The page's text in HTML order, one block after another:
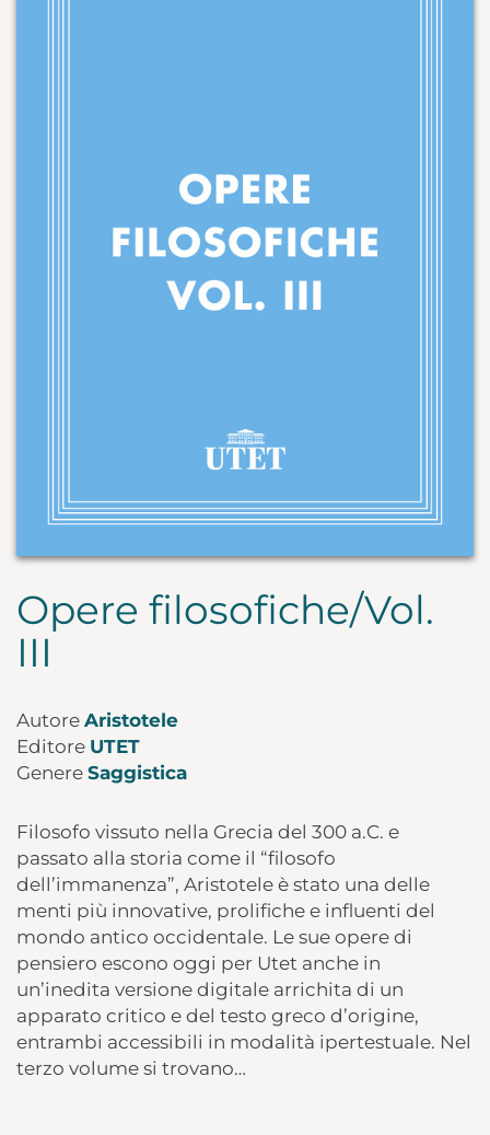
Opere filosofiche/Vol.
III
Autore Aristotele
Editore UTET
Genere Saggistica
Filosofo vissuto nella Grecia del 300 a.C. e
passato alla storia come il “filosofo
dell’immanenza”, Aristotele è stato una delle
menti più innovative, prolifiche e influenti del
mondo antico occidentale. Le sue opere di
pensiero escono oggi per Utet anche in
un’inedita versione digitale arrichita di un
apparato critico e del testo greco d’origine,
entrambi accessibili in modalità ipertestuale. Nel
terzo volume si trovano…